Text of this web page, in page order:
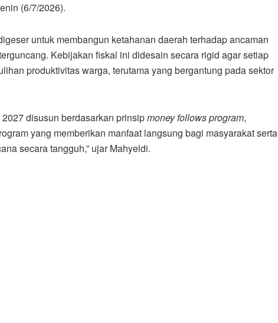
(6/7/2026).
untuk membangun ketahanan daerah terhadap ancaman
Kebijakan fiskal ini didesain secara rigid agar setiap
produktivitas warga, terutama yang bergantung pada sektor
disusun berdasarkan prinsipmoney follows program,
yang memberikan manfaat langsung bagi masyarakat serta
secara tangguh,” ujar Mahyeldi.